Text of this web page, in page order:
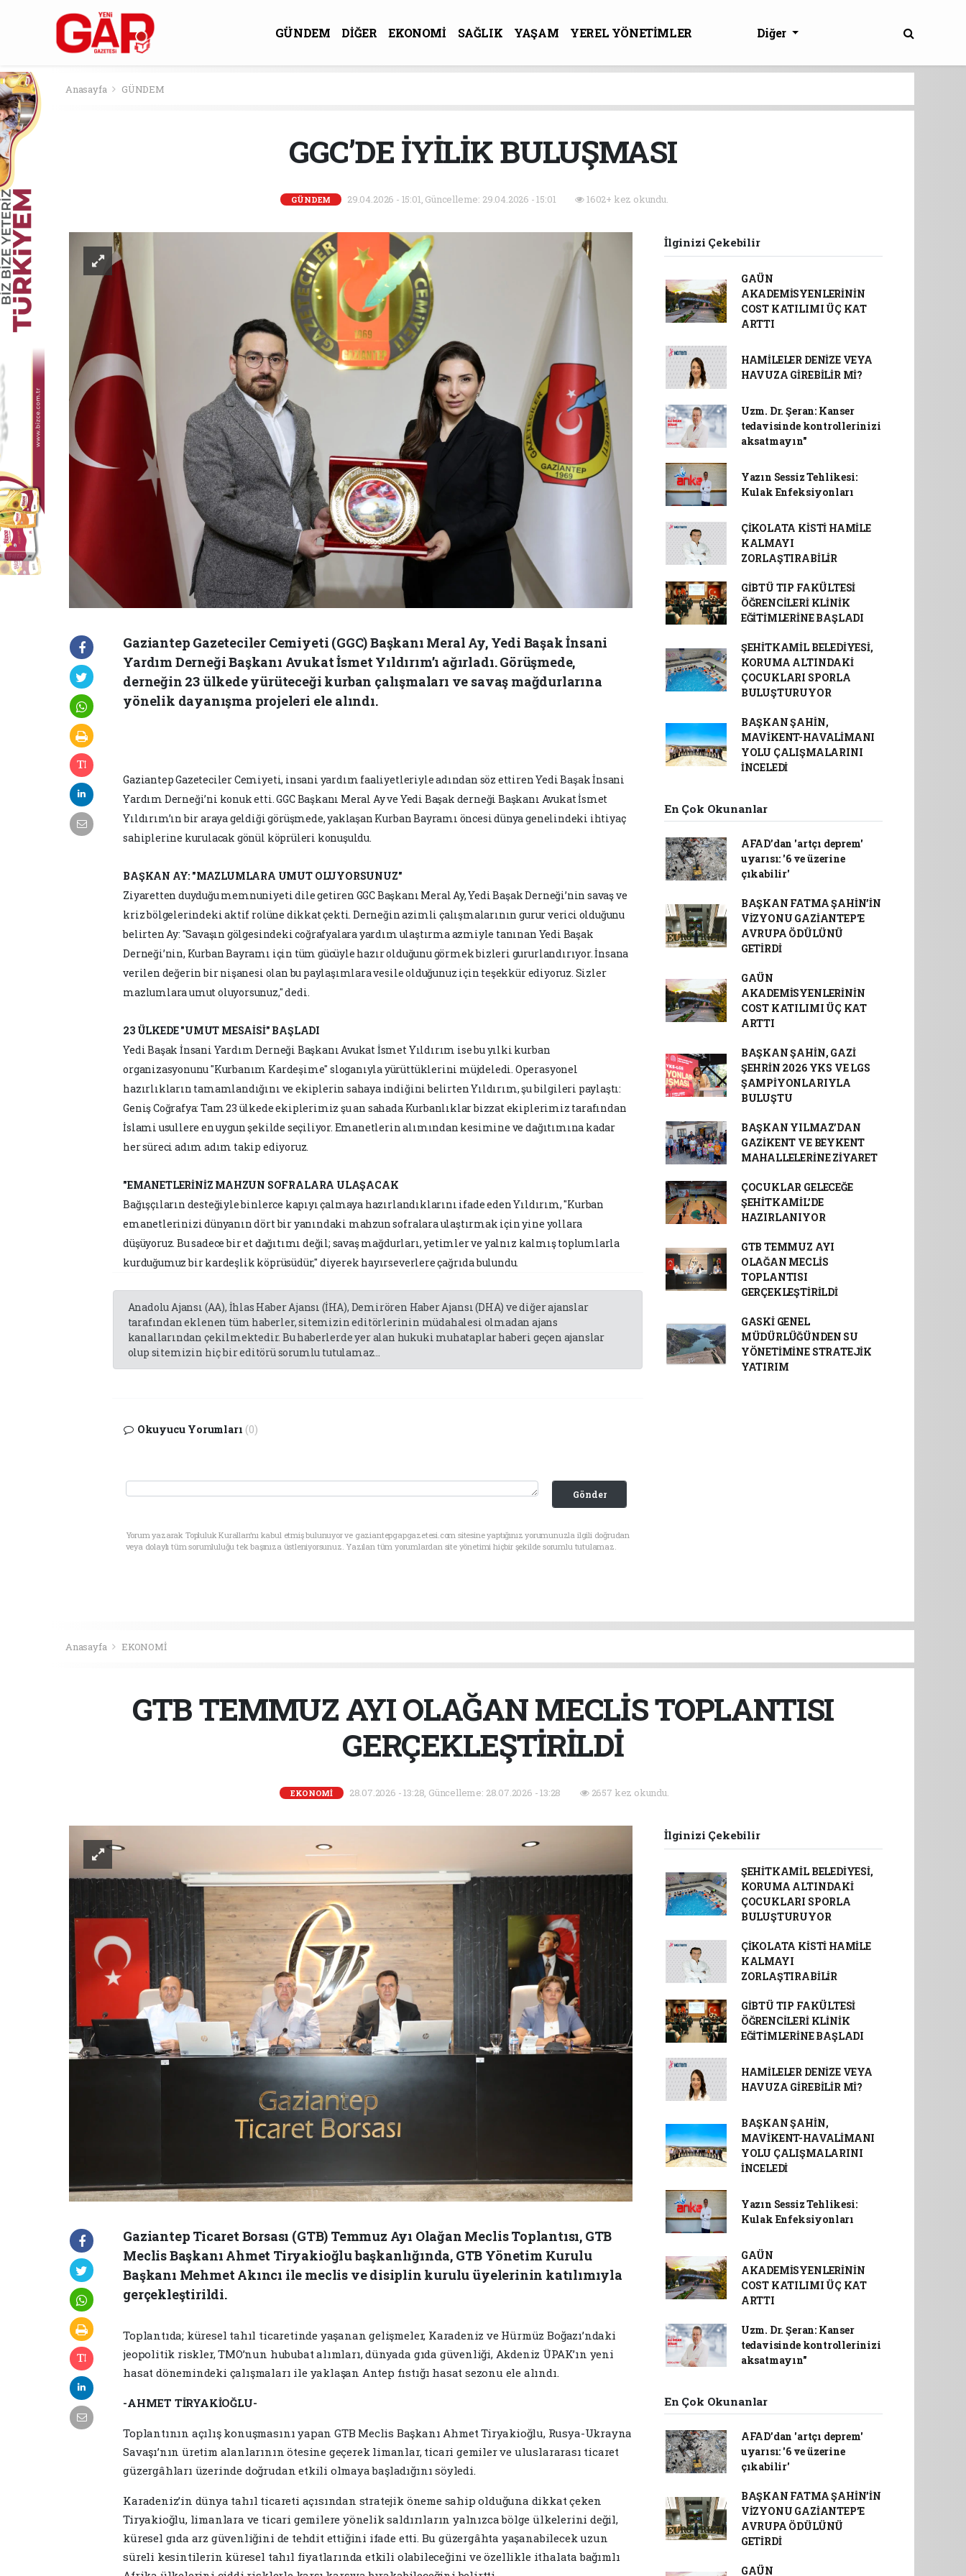
GÜNDEM DİĞER EKONOMİ SAĞLIK YAŞAM
YEREL YÖNETİMLER
Diğer
Anasayfa GÜNDEM
GGC’DE İYİLİK BULUŞMASI
GÜNDEM 29.04.2026 - 15:01, Güncelleme: 29.04.2026 - 15:01 1602+ kez okundu.
Gaziantep Gazeteciler Cemiyeti (GGC) Başkanı Meral Ay, Yedi Başak İnsani
Yardım Derneği Başkanı Avukat İsmet Yıldırım’ı ağırladı. Görüşmede,
derneğin 23 ülkede yürüteceği kurban çalışmaları ve savaş mağdurlarına
yönelik dayanışma projeleri ele alındı.
Gaziantep Gazeteciler Cemiyeti, insani yardım faaliyetleriyle adından söz ettiren Yedi Başak İnsani
Yardım Derneği’ni konuk etti. GGC Başkanı Meral Ay ve Yedi Başak derneği Başkanı Avukat İsmet
Yıldırım’ın bir araya geldiği görüşmede, yaklaşan Kurban Bayramı öncesi dünya genelindeki ihtiyaç
sahiplerine kurulacak gönül köprüleri konuşuldu.
BAŞKAN AY: "MAZLUMLARA UMUT OLUYORSUNUZ"
Ziyaretten duyduğu memnuniyeti dile getiren GGC Başkanı Meral Ay, Yedi Başak Derneği’nin savaş ve
kriz bölgelerindeki aktif rolüne dikkat çekti. Derneğin azimli çalışmalarının gurur verici olduğunu
belirten Ay: "Savaşın gölgesindeki coğrafyalara yardım ulaştırma azmiyle tanınan Yedi Başak
Derneği’nin, Kurban Bayramı için tüm gücüyle hazır olduğunu görmek bizleri gururlandırıyor. İnsana
verilen değerin bir nişanesi olan bu paylaşımlara vesile olduğunuz için teşekkür ediyoruz. Sizler
mazlumlara umut oluyorsunuz," dedi.
23 ÜLKEDE "UMUT MESAİSİ" BAŞLADI
Yedi Başak İnsani Yardım Derneği Başkanı Avukat İsmet Yıldırım ise bu yılki kurban
organizasyonunu "Kurbanım Kardeşime" sloganıyla yürüttüklerini müjdeledi. Operasyonel
hazırlıkların tamamlandığını ve ekiplerin sahaya indiğini belirten Yıldırım, şu bilgileri paylaştı:
Geniş Coğrafya: Tam 23 ülkede ekiplerimiz şu an sahada Kurbanlıklar bizzat ekiplerimiz tarafından
İslami usullere en uygun şekilde seçiliyor. Emanetlerin alımından kesimine ve dağıtımına kadar
her süreci adım adım takip ediyoruz.
"EMANETLERİNİZ MAHZUN SOFRALARA ULAŞACAK
Bağışçıların desteğiyle binlerce kapıyı çalmaya hazırlandıklarını ifade eden Yıldırım, "Kurban
emanetlerinizi dünyanın dört bir yanındaki mahzun sofralara ulaştırmak için yine yollara
düşüyoruz. Bu sadece bir et dağıtımı değil; savaş mağdurları, yetimler ve yalnız kalmış toplumlarla
kurduğumuz bir kardeşlik köprüsüdür," diyerek hayırseverlere çağrıda bulundu.
Anadolu Ajansı (AA), İhlas Haber Ajansı (İHA), Demirören Haber Ajansı (DHA) ve diğer ajanslar
tarafından eklenen tüm haberler, sitemizin editörlerinin müdahalesi olmadan ajans
kanallarından çekilmektedir. Bu haberlerde yer alan hukuki muhataplar haberi geçen ajanslar
olup sitemizin hiç bir editörü sorumlu tutulamaz...
Okuyucu Yorumları (0)
Gönder
Yorum yazarak Topluluk Kuralları’nı kabul etmiş bulunuyor ve gaziantepgapgazetesi.com sitesine yaptığınız yorumunuzla ilgili doğrudan
veya dolaylı tüm sorumluluğu tek başınıza üstleniyorsunuz. Yazılan tüm yorumlardan site yönetimi hiçbir şekilde sorumlu tutulamaz.
İlginizi Çekebilir
GAÜN
AKADEMİSYENLERİNİN
COST KATILIMI ÜÇ KAT
ARTTI
HAMİLELER DENİZE VEYA
HAVUZA GİREBİLİR Mİ?
Uzm. Dr. Şeran: Kanser
tedavisinde kontrollerinizi
aksatmayın"
Yazın Sessiz Tehlikesi:
Kulak Enfeksiyonları
ÇİKOLATA KİSTİ HAMİLE
KALMAYI
ZORLAŞTIRABİLİR
GİBTÜ TIP FAKÜLTESİ
ÖĞRENCİLERİ KLİNİK
EĞİTİMLERİNE BAŞLADI
ŞEHİTKAMİL BELEDİYESİ,
KORUMA ALTINDAKİ
ÇOCUKLARI SPORLA
BULUŞTURUYOR
BAŞKAN ŞAHİN,
MAVİKENT-HAVALİMANI
YOLU ÇALIŞMALARINI
İNCELEDİ
En Çok Okunanlar
AFAD’dan 'artçı deprem'
uyarısı: '6 ve üzerine
çıkabilir'
BAŞKAN FATMA ŞAHİN’İN
VİZYONU GAZİANTEP’E
AVRUPA ÖDÜLÜNÜ
GETİRDİ
GAÜN
AKADEMİSYENLERİNİN
COST KATILIMI ÜÇ KAT
ARTTI
BAŞKAN ŞAHİN, GAZİ
ŞEHRİN 2026 YKS VE LGS
ŞAMPİYONLARIYLA
BULUŞTU
BAŞKAN YILMAZ’DAN
GAZİKENT VE BEYKENT
MAHALLELERİNE ZİYARET
ÇOCUKLAR GELECEĞE
ŞEHİTKAMİL’DE
HAZIRLANIYOR
GTB TEMMUZ AYI
OLAĞAN MECLİS
TOPLANTISI
GERÇEKLEŞTİRİLDİ
GASKİ GENEL
MÜDÜRLÜĞÜNDEN SU
YÖNETİMİNE STRATEJİK
YATIRIM
Anasayfa EKONOMİ
GTB TEMMUZ AYI OLAĞAN MECLİS TOPLANTISI
GERÇEKLEŞTİRİLDİ
EKONOMİ 28.07.2026 - 13:28, Güncelleme: 28.07.2026 - 13:28 2657 kez okundu.
Gaziantep Ticaret Borsası (GTB) Temmuz Ayı Olağan Meclis Toplantısı, GTB
Meclis Başkanı Ahmet Tiryakioğlu başkanlığında, GTB Yönetim Kurulu
Başkanı Mehmet Akıncı ile meclis ve disiplin kurulu üyelerinin katılımıyla
gerçekleştirildi.
Toplantıda; küresel tahıl ticaretinde yaşanan gelişmeler, Karadeniz ve Hürmüz Boğazı’ndaki
jeopolitik riskler, TMO’nun hububat alımları, dünyada gıda güvenliği, Akdeniz ÜPAK’ın yeni
hasat dönemindeki çalışmaları ile yaklaşan Antep fıstığı hasat sezonu ele alındı.
-AHMET TİRYAKİOĞLU-
Toplantının açılış konuşmasını yapan GTB Meclis Başkanı Ahmet Tiryakioğlu, Rusya-Ukrayna
Savaşı’nın üretim alanlarının ötesine geçerek limanlar, ticari gemiler ve uluslararası ticaret
güzergâhları üzerinde doğrudan etkili olmaya başladığını söyledi.
Karadeniz’in dünya tahıl ticareti açısından stratejik öneme sahip olduğuna dikkat çeken
Tiryakioğlu, limanlara ve ticari gemilere yönelik saldırıların yalnızca bölge ülkelerini değil,
küresel gıda arz güvenliğini de tehdit ettiğini ifade etti. Bu güzergâhta yaşanabilecek uzun
süreli kesintilerin küresel tahıl fiyatlarında etkili olabileceğini ve özellikle ithalata bağımlı
İlginizi Çekebilir
ŞEHİTKAMİL BELEDİYESİ,
KORUMA ALTINDAKİ
ÇOCUKLARI SPORLA
BULUŞTURUYOR
ÇİKOLATA KİSTİ HAMİLE
KALMAYI
ZORLAŞTIRABİLİR
GİBTÜ TIP FAKÜLTESİ
ÖĞRENCİLERİ KLİNİK
EĞİTİMLERİNE BAŞLADI
HAMİLELER DENİZE VEYA
HAVUZA GİREBİLİR Mİ?
BAŞKAN ŞAHİN,
MAVİKENT-HAVALİMANI
YOLU ÇALIŞMALARINI
İNCELEDİ
Yazın Sessiz Tehlikesi:
Kulak Enfeksiyonları
GAÜN
AKADEMİSYENLERİNİN
COST KATILIMI ÜÇ KAT
ARTTI
Uzm. Dr. Şeran: Kanser
tedavisinde kontrollerinizi
aksatmayın"
En Çok Okunanlar
AFAD’dan 'artçı deprem'
uyarısı: '6 ve üzerine
çıkabilir'
BAŞKAN FATMA ŞAHİN’İN
VİZYONU GAZİANTEP’E
AVRUPA ÖDÜLÜNÜ
GETİRDİ
GAÜN